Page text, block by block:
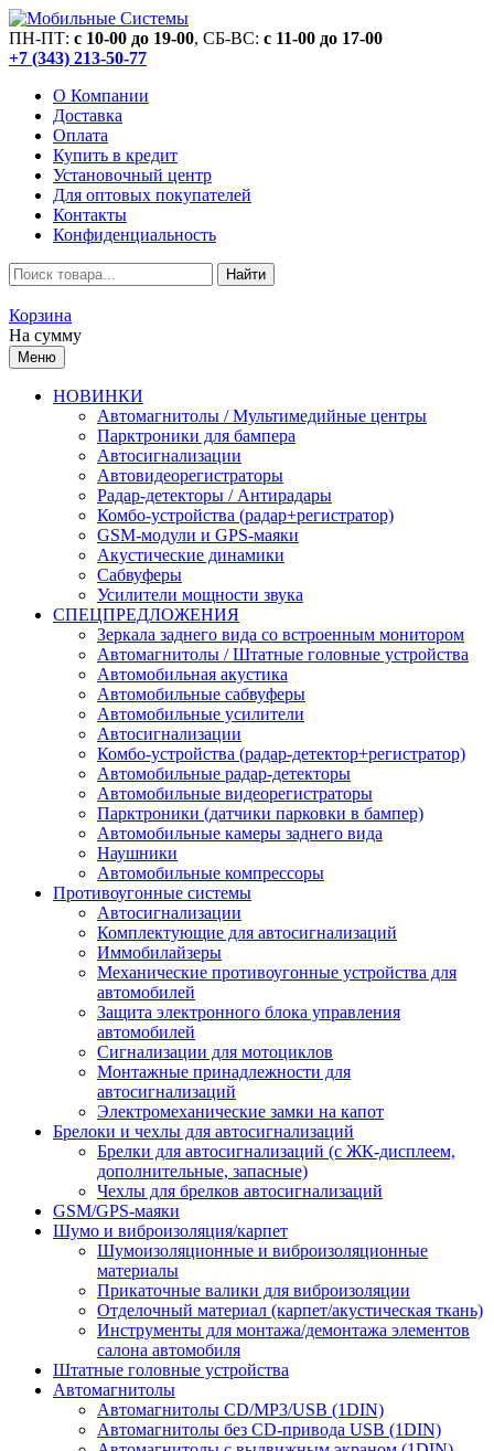
ПН-ПТ: c 10-00 до 19-00, СБ-ВС: c 11-00 до 17-00
+7 (343) 213-50-77
О Компании
Доставка
Оплата
Купить в кредит
Установочный центр
Для оптовых покупателей
Контакты
Конфиденциальность
Найти
Корзина
На сумму
Меню
НОВИНКИ
Автомагнитолы / Мультимедийные центры
Парктроники для бампера
Автосигнализации
Автовидеорегистраторы
Радар-детекторы / Антирадары
Комбо-устройства (радар+регистратор)
GSM-модули и GPS-маяки
Акустические динамики
Сабвуферы
Усилители мощности звука
СПЕЦПРЕДЛОЖЕНИЯ
Зеркала заднего вида со встроенным монитором
Автомагнитолы / Штатные головные устройства
Автомобильная акустика
Автомобильные сабвуферы
Автомобильные усилители
Автосигнализации
Комбо-устройства (радар-детектор+регистратор)
Автомобильные радар-детекторы
Автомобильные видеорегистраторы
Парктроники (датчики парковки в бампер)
Автомобильные камеры заднего вида
Наушники
Автомобильные компрессоры
Противоугонные системы
Автосигнализации
Комплектующие для автосигнализаций
Иммобилайзеры
Механические противоугонные устройства для
автомобилей
Защита электронного блока управления
автомобилей
Сигнализации для мотоциклов
Монтажные принадлежности для
автосигнализаций
Электромеханические замки на капот
Брелоки и чехлы для автосигнализаций
Брелки для автосигнализаций (с ЖК-дисплеем,
дополнительные, запасные)
Чехлы для брелков автосигнализаций
GSM/GPS-маяки
Шумо и виброизоляция/карпет
Шумоизоляционные и виброизоляционные
материалы
Прикаточные валики для виброизоляции
Отделочный материал (карпет/акустическая ткань)
Инструменты для монтажа/демонтажа элементов
салона автомобиля
Штатные головные устройства
Автомагнитолы
Автомагнитолы CD/MP3/USB (1DIN)
Автомагнитолы без CD-привода USB (1DIN)